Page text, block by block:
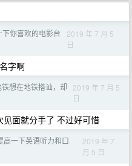
下你喜欢的电影台
2019 年 7 月 5
日
字啊
想在地铁搭讪，却
2019 年 7 月 5
日
面就分手了 不过好可惜
高一下英语听力和口
2019 年 7
月 5 日